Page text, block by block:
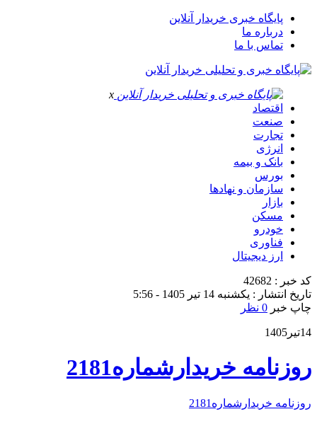
پایگاه خبری خریدار آنلاین
درباره ما
تماس با ما
x
اقتصاد
صنعت
تجارت
انرژی
بانک و بیمه
بورس
سازمان و نهادها
بازار
مسکن
خودرو
فناوری
ارز دیجیتال
کد خبر : 42682
تاریخ انتشار : یکشنبه 14 تیر 1405 - 5:56
چاپ خبر 0 نظر
14تیر1405
روزنامه خریدارشماره2181
روزنامه خریدارشماره2181